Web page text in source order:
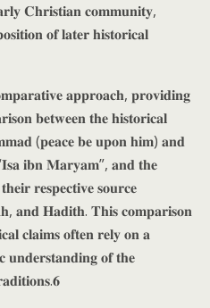
𝐂𝐡𝐫𝐢𝐬𝐭𝐢𝐚𝐧 𝐜𝐨𝐦𝐦𝐮𝐧𝐢𝐭𝐲,
𝐨𝐟 𝐥𝐚𝐭𝐞𝐫 𝐡𝐢𝐬𝐭𝐨𝐫𝐢𝐜𝐚𝐥
𝐚𝐩𝐩𝐫𝐨𝐚𝐜𝐡, 𝐩𝐫𝐨𝐯𝐢𝐝𝐢𝐧𝐠
𝐛𝐞𝐭𝐰𝐞𝐞𝐧 𝐭𝐡𝐞 𝐡𝐢𝐬𝐭𝐨𝐫𝐢𝐜𝐚𝐥
(𝐩𝐞𝐚𝐜𝐞 𝐛𝐞 𝐮𝐩𝐨𝐧 𝐡𝐢𝐦) 𝐚𝐧𝐝
𝐢𝐛𝐧 𝐌𝐚𝐫𝐲𝐚𝐦”, 𝐚𝐧𝐝 𝐭𝐡𝐞
𝐫𝐞𝐬𝐩𝐞𝐜𝐭𝐢𝐯𝐞 𝐬𝐨𝐮𝐫𝐜𝐞
𝐚𝐧𝐝 𝐇𝐚𝐝𝐢𝐭𝐡. 𝐓𝐡𝐢𝐬 𝐜𝐨𝐦𝐩𝐚𝐫𝐢𝐬𝐨𝐧
𝐜𝐥𝐚𝐢𝐦𝐬 𝐨𝐟𝐭𝐞𝐧 𝐫𝐞𝐥𝐲 𝐨𝐧 𝐚
𝐮𝐧𝐝𝐞𝐫𝐬𝐭𝐚𝐧𝐝𝐢𝐧𝐠 𝐨𝐟 𝐭𝐡𝐞